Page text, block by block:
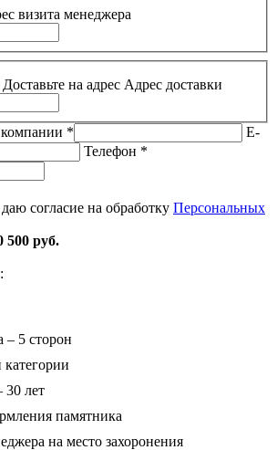
визита менеджера
Доставьте на адрес Адрес доставки
*
E-
Телефон *
согласие на обработку Персональных
500 руб.
– 5 сторон
30 лет
памятника
на место захоронения